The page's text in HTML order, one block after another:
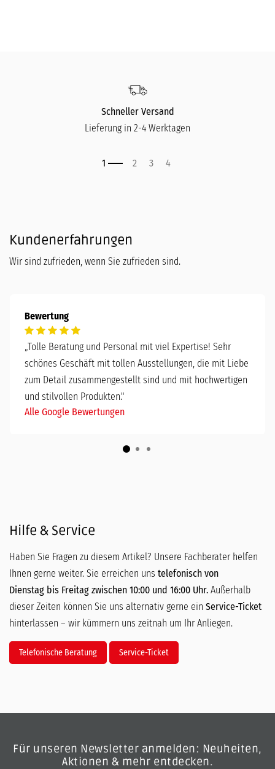
Schneller Versand
Lieferung in 2-4 Werktagen
Kundenerfahrungen
Wir sind zufrieden, wenn Sie zufrieden sind.
Bewertung
„Tolle Beratung und Personal mit viel Expertise! Sehr
schönes Geschäft mit tollen Ausstellungen, die mit Liebe
zum Detail zusammengestellt sind und mit hochwertigen
und stilvollen Produkten."
Alle Google Bewertungen
Hilfe & Service
Haben Sie Fragen zu diesem Artikel? Unsere Fachberater helfen
Ihnen gerne weiter. Sie erreichen uns telefonisch von
Dienstag bis Freitag zwischen 10:00 und 16:00 Uhr. Außerhalb
dieser Zeiten können Sie uns alternativ gerne ein Service-Ticket
hinterlassen – wir kümmern uns zeitnah um Ihr Anliegen.
Telefonische Beratung Service-Ticket
Für unseren Newsletter anmelden: Neuheiten,
Aktionen & mehr entdecken.